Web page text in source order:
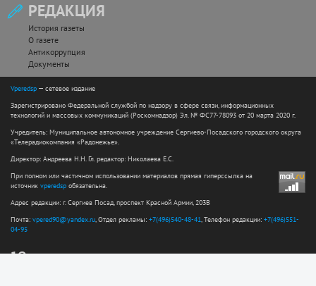
РЕДАКЦИЯ
История газеты
О газете
Антикоррупция
Документы
Vperedsp — сетевое издание
Зарегистрировано Федеральной службой по надзору в сфере связи, информационных
технологий и массовых коммуникаций (Роскомнадзор) Эл. № ФС77-78093 от 20 марта 2020 г.
Учредитель: Муниципальное автономное учреждение Сергиево-Посадского городского округа
«Телерадиокомпания «Радонежье».
Директор: Андреева Н.Н. Гл. редактор: Николаева Е.С.
При полном или частичном использовании материалов прямая гиперссылка на
источник vperedsp обязательна.
Адрес редакции: г. Сергиев Посад, проспект Красной Армии, 203В
Почта: vpered90@yandex.ru, Отдел рекламы: +7(496)540-48-41, Телефон редакции: +7(496)551-
04-95
12+